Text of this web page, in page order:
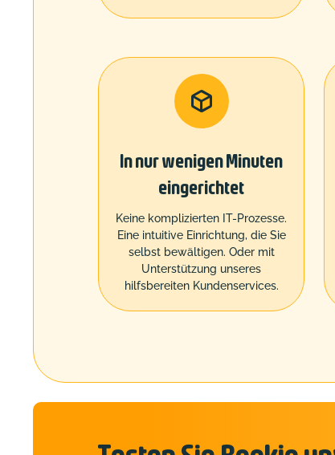

In nur wenigen Minuten
eingerichtet
Keine komplizierten IT-Prozesse.
Eine intuitive Einrichtung, die Sie
selbst bewältigen. Oder mit
Unterstützung unseres
hilfsbereiten Kundenservices.